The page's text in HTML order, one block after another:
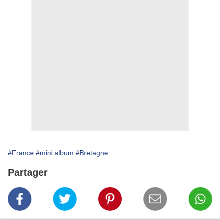
#France #mini album #Bretagne
Partager